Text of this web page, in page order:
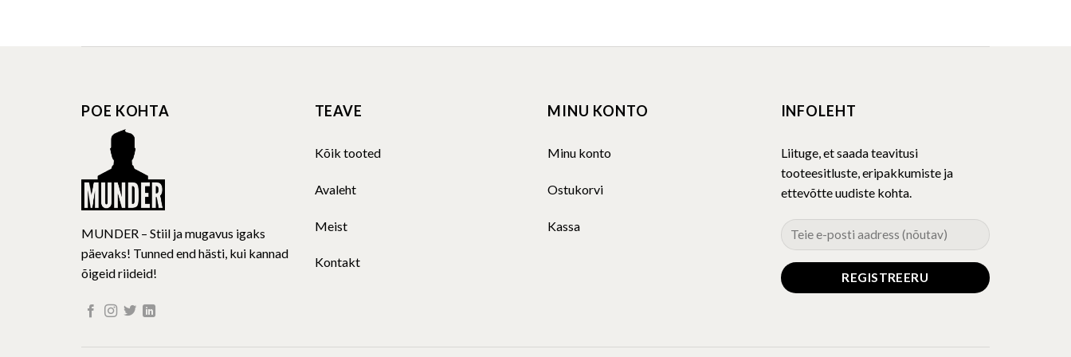
POE KOHTA
MUNDER – Stiil ja mugavus igaks
päevaks! Tunned end hästi, kui kannad
õigeid riideid!
TEAVE
Kõik tooted
Avaleht
Meist
Kontakt
MINU KONTO
Minu konto
Ostukorvi
Kassa
INFOLEHT
Liituge, et saada teavitusi
tooteesitluste, eripakkumiste ja
ettevõtte uudiste kohta.